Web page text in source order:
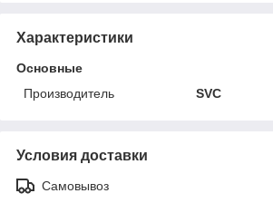
Характеристики
Основные
Производитель
SVC
Условия доставки
Самовывоз